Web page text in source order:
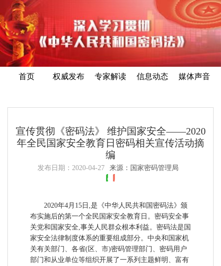
首页 权威发布 专家解读 信息动态 媒体声音
宣传贯彻《密码法》 维护国家安全——2020
年全民国家安全教育日密码相关宣传活动摘
编
发布日期： 2020-04-27 来源：国家密码管理局
2020年4月15日,是《中华人民共和国密码法》颁
布实施后的第一个全民国家安全教育日。密码安全事
关党和国家安全,事关人民群众根本利益。密码法是国
家安全法律制度体系的重要组成部分。中央和国家机
关有关部门、各省(区、市)密码管理部门、密码用户
部门和从业单位等组织开展了一系列主题鲜明、富有